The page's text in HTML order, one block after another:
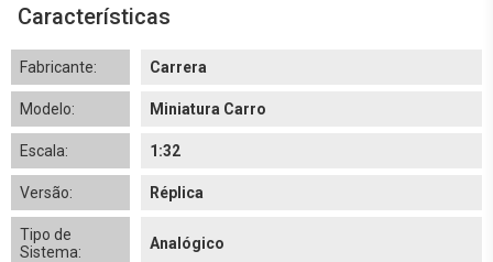
Características
Fabricante: Carrera
Modelo: Miniatura Carro
Escala: 1:32
Versão: Réplica
Tipo de
Sistema:
Analógico